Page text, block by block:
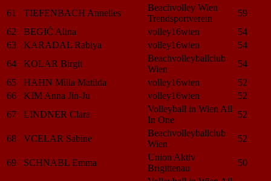
61 TIEFENBACH Annelies
Beachvolley Wien
Trendsportverein
59
62
BEGIĆ Alina volley16wien
54
63
KARADAL Rabiya volley16wien
54
64
KOLAR Birgit
Beachvolleyballclub
Wien
54
65
HAHN Milla Matilda volley16wien
52
66
KIM Anna Jin-Ju volley16wien
52
67
LINDNER Clara
Volleyball in Wien All
In One
52
68 VCELAR Sabine
Beachvolleyballclub
Wien
52
69 SCHNABL Emma
Union Aktiv
Brigittenau
50